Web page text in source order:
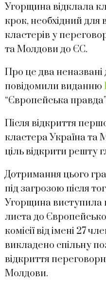
Угорщина відклала
крок, необхідний для
кластерів у
та Молдови до ЄС.
Про це два
повідомили виданню
“Європейська
Після відкриття
кластера Україна та
ціль відкрити решту
Дотримання цього
під загрозою після
Угорщина виступила
листа до
комісії від імені 27
викладено спільну
відкриття
Молдови.